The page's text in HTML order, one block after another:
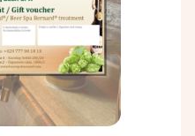
y los baños se conoce
de los efectos
cerveza a partir de las
habían descubierto los
de cerveza y los
permanecido
comienza con la
elaboración de
se enfría el mosto y se
seguida de la
producto semiacabado
donde la cerveza